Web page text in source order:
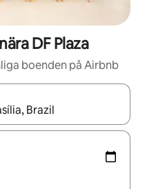
DF Plaza
boenden på Airbnb
du navigera med upp- och